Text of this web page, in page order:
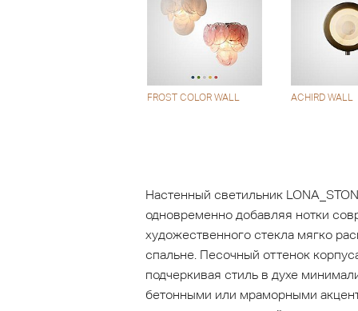
FROST COLOR WALL ACHIRD WALL
Настенный светильник
одновременно добавляя нотки
художественного стекла мягко
спальне. Песочный оттенок
подчеркивая стиль в духе
бетонными или мраморными